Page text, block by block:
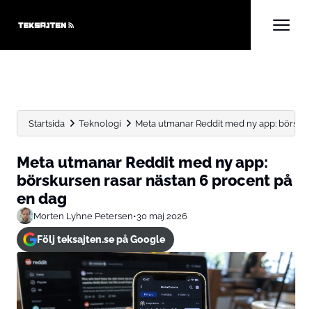
Startsida Teknologi Meta utmanar Reddit med ny app:
Meta utmanar Reddit med ny app:
börskursen rasar nästan 6 procent på
en dag
Morten Lyhne Petersen•30 maj 2026
Följ teksajten.se på Google